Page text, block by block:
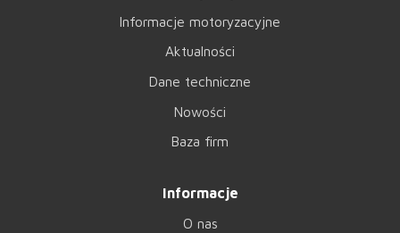
Informacje motoryzacyjne
Aktualności
Dane techniczne
Nowości
Baza firm
Informacje
O nas